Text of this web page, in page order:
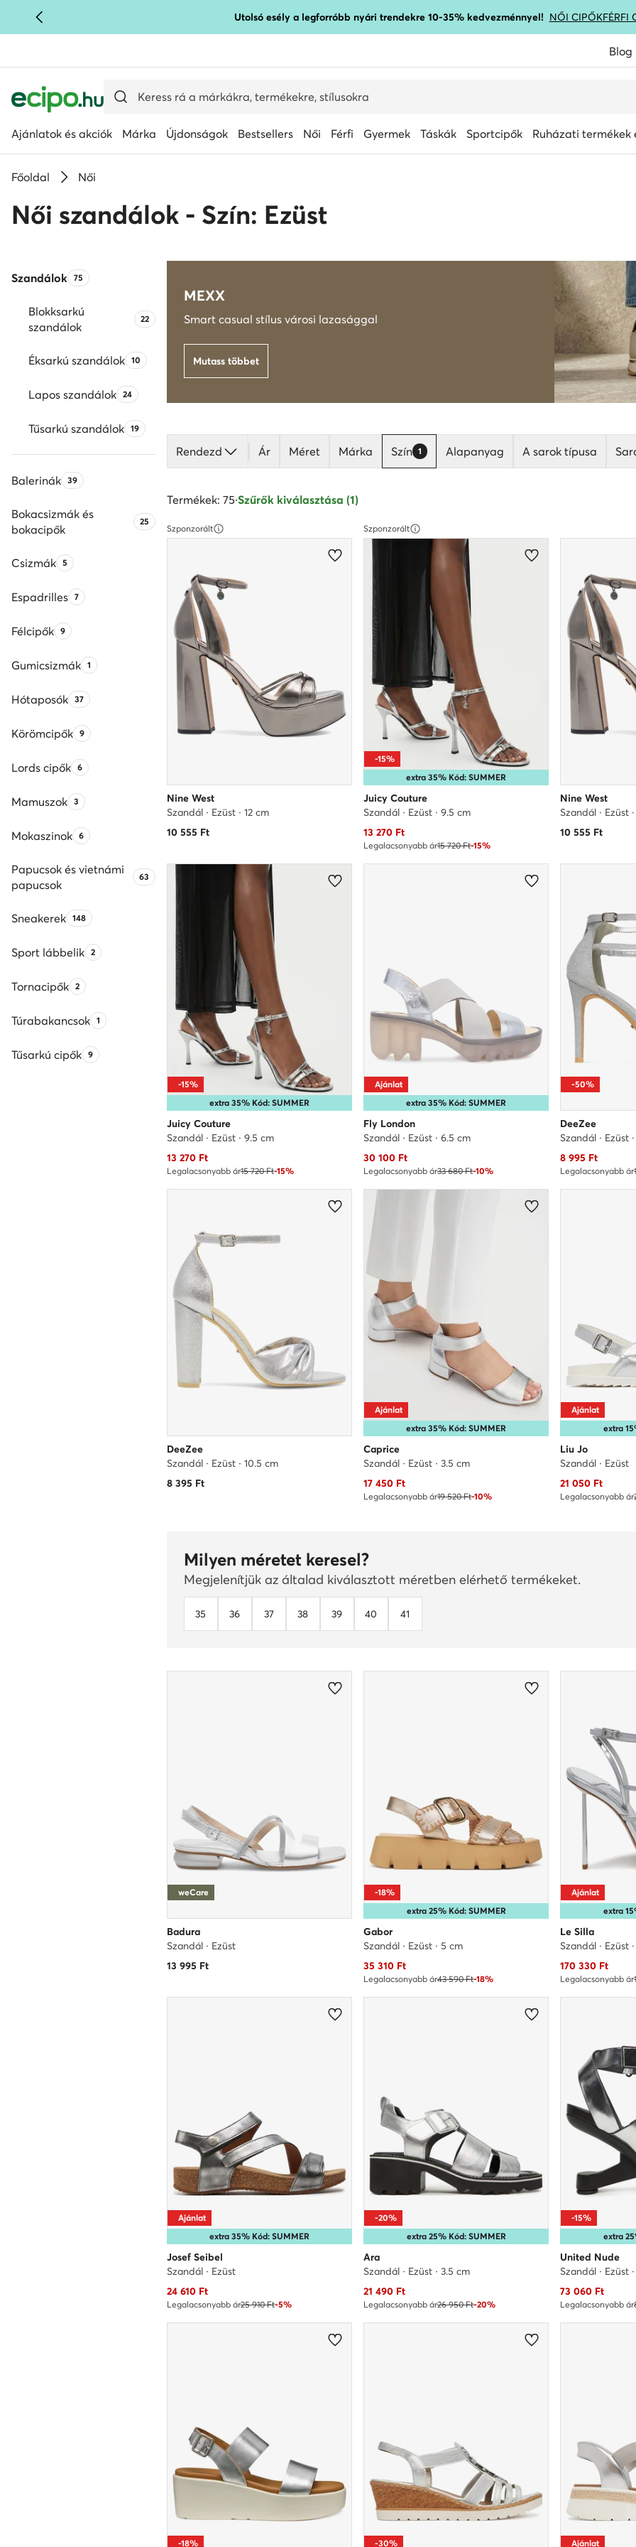
UGRÁS A FŐ TARTALOMRA Utolsó esély a legforróbb nyári trendekre 10-35% kedvezménnyel! NŐI CIPŐKFÉRFI
Blog
Ajánlatok és akciók Márka Újdonságok Bestsellers Női Férfi Gyermek Táskák Sportcipők Ruházati termékek
Főoldal Női
Női szandálok - Szín: Ezüst
SzandálokTermékek száma:
75
Blokksarkú
szandálok
Termékek száma:
22
Éksarkú szandálokTermékek száma:
10
Lapos szandálokTermékek száma:
24
Tűsarkú szandálokTermékek száma:
19
BalerinákTermékek száma:
39
Bokacsizmák és
bokacipők
Termékek száma:
25
CsizmákTermékek száma:
5
EspadrillesTermékek száma:
7
FélcipőkTermékek száma:
9
GumicsizmákTermékek száma:
1
HótaposókTermékek száma:
37
KörömcipőkTermékek száma:
9
Lords cipőkTermékek száma:
6
MamuszokTermékek száma:
3
MokaszinokTermékek száma:
6
Papucsok és vietnámi
papucsok
Termékek száma:
63
SneakerekTermékek száma:
148
Sport lábbelikTermékek száma:
2
TornacipőkTermékek száma:
2
TúrabakancsokTermékek száma:
1
Tűsarkú cipőkTermékek száma:
9
MEXX
Smart casual stílus városi lazasággal
Mutass többet
Rendezd Ár Méret Márka Szín 1 Alapanyag A sarok típusa
Termékek: 75·Szűrők kiválasztása (1)
Szponzorált
Nine West
Szandál · Ezüst · 12 cm
10 555 Ft
Szponzorált
extra 35% Kód: SUMMER
-15%
Juicy Couture
Szandál · Ezüst · 9.5 cm
Aktuális ár
13 270Ft
Legalacsonyabb ár15 720 Ft-15%
Nine West
Szandál · Ezüst
10 555 Ft
extra 35% Kód: SUMMER
-15%
Juicy Couture
Szandál · Ezüst · 9.5 cm
Aktuális ár
13 270Ft
Legalacsonyabb ár15 720 Ft-15%
extra 35% Kód: SUMMER
Ajánlat
Fly London
Szandál · Ezüst · 6.5 cm
Aktuális ár
30 100Ft
Legalacsonyabb ár33 680 Ft-10%
-50%
DeeZee
Szandál · Ezüst
Aktuális ár
8 995 Ft
Legalacsonyabb ár
DeeZee
Szandál · Ezüst · 10.5 cm
8 395 Ft
extra 35% Kód: SUMMER
Ajánlat
Caprice
Szandál · Ezüst · 3.5 cm
Aktuális ár
17 450Ft
Legalacsonyabb ár19 520 Ft-10%
extra
Ajánlat
Liu Jo
Szandál · Ezüst
Aktuális ár
21 050 Ft
Legalacsonyabb ár
Milyen méretet keresel?
Megjelenítjük az általad kiválasztott méretben elérhető termékeket.
35 36 37 38 39 40 41
weCare
Badura
Szandál · Ezüst
13 995 Ft
extra 25% Kód: SUMMER
-18%
Gabor
Szandál · Ezüst · 5 cm
Aktuális ár
35 310Ft
Legalacsonyabb ár43 590 Ft-18%
extra
Ajánlat
Le Silla
Szandál · Ezüst
Aktuális ár
170 330 Ft
Legalacsonyabb ár
extra 35% Kód: SUMMER
Ajánlat
Josef Seibel
Szandál · Ezüst
Aktuális ár
24 610Ft
Legalacsonyabb ár25 910 Ft-5%
extra 25% Kód: SUMMER
-20%
Ara
Szandál · Ezüst · 3.5 cm
Aktuális ár
21 490Ft
Legalacsonyabb ár26 950 Ft-20%
extra
-15%
United Nude
Szandál · Ezüst
Aktuális ár
73 060 Ft
Legalacsonyabb ár
-18% -30% Ajánlat